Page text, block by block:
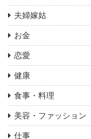
夫婦嫁姑
お金
恋愛
健康
食事・料理
美容・ファッション
仕事